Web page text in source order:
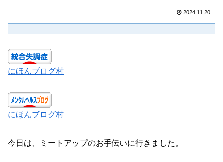
2024.11.20
にほんブログ村
にほんブログ村
今日は、ミートアップのお手伝いに行きました。